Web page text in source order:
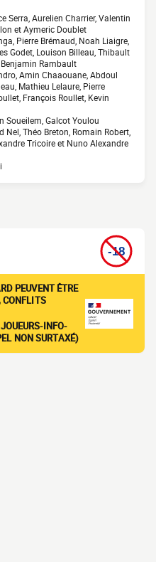
Serra, Aurelien Charrier, Valentin
et Aymeric Doublet
Pierre Brémaud, Noah Liaigre,
Godet, Louison Billeau, Thibault
Benjamin Rambault
Amin Chaaouane, Abdoul
Mathieu Lelaure, Pierre
François Roullet, Kevin
Soueilem, Galcot Youlou
Théo Breton, Romain Robert,
Tricoire et Nuno Alexandre
PEUVENT ÊTRE
CONFLITS
INFO-
NON SURTAXÉ)